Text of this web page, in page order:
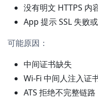
没有明文 HTTPS 内
App 提示 SSL 失败
可能原因：
中间证书缺失
Wi-Fi 中间人注入证
ATS 拒绝不完整链路